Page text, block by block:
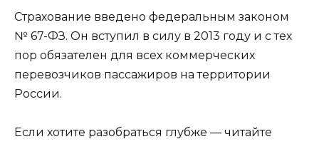
Страхование введено федеральным законом
№ 67-ФЗ. Он вступил в силу в 2013 году и с тех
пор обязателен для всех коммерческих
перевозчиков пассажиров на территории
России.
Если хотите разобраться глубже — читайте